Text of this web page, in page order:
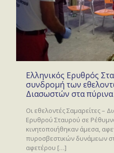
Ελληνικός Ερυθρός
συνδρομή των
Διασωστών στα
Οι εθελοντές Σαμαρείτες –
Ερυθρού Σταυρού σε
κινητοποιήθηκαν άμεσα,
πυροσβεστικών δυνάμεων
αφετέρου […]